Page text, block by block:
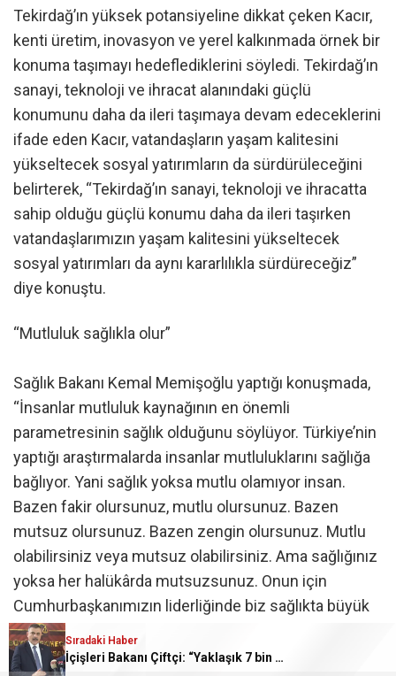
Tekirdağ’ın yüksek potansiyeline dikkat çeken Kacır,
kenti üretim, inovasyon ve yerel kalkınmada örnek bir
konuma taşımayı hedeflediklerini söyledi. Tekirdağ’ın
sanayi, teknoloji ve ihracat alanındaki güçlü
konumunu daha da ileri taşımaya devam edeceklerini
ifade eden Kacır, vatandaşların yaşam kalitesini
yükseltecek sosyal yatırımların da sürdürüleceğini
belirterek, “Tekirdağ’ın sanayi, teknoloji ve ihracatta
sahip olduğu güçlü konumu daha da ileri taşırken
vatandaşlarımızın yaşam kalitesini yükseltecek
sosyal yatırımları da aynı kararlılıkla sürdüreceğiz”
diye konuştu.
“Mutluluk sağlıkla olur”
Sağlık Bakanı Kemal Memişoğlu yaptığı konuşmada,
“İnsanlar mutluluk kaynağının en önemli
parametresinin sağlık olduğunu söylüyor. Türkiye’nin
yaptığı araştırmalarda insanlar mutluluklarını sağlığa
bağlıyor. Yani sağlık yoksa mutlu olamıyor insan.
Bazen fakir olursunuz, mutlu olursunuz. Bazen
mutsuz olursunuz. Bazen zengin olursunuz. Mutlu
olabilirsiniz veya mutsuz olabilirsiniz. Ama sağlığınız
yoksa her halükârda mutsuzsunuz. Onun için
Cumhurbaşkanımızın liderliğinde biz sağlıkta büyük
yatırımlar yaparak 25 senede dünyaya örnek olacak
bir sağlık hizmeti sunmaya başladık. Bugün
Sıradaki Haber
İçişleri Bakanı Çiftçi: “Yaklaşık 7 bin 500 aranan şahsı bu yılın ilk 7 yılında yakalamış durumdayız”